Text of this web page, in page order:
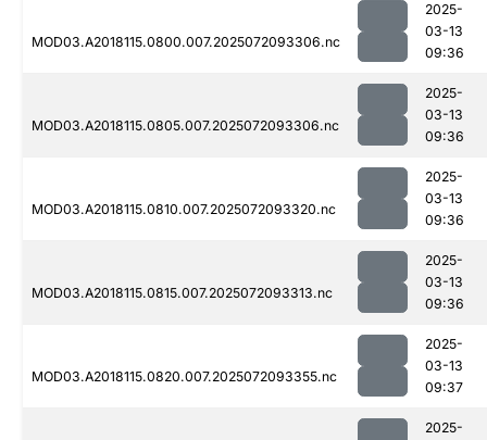
MOD03.A2018115.0800.007.2025072093306.nc
2025-
03-13
09:36
MOD03.A2018115.0805.007.2025072093306.nc
2025-
03-13
09:36
MOD03.A2018115.0810.007.2025072093320.nc
2025-
03-13
09:36
MOD03.A2018115.0815.007.2025072093313.nc
2025-
03-13
09:36
MOD03.A2018115.0820.007.2025072093355.nc
2025-
03-13
09:37
2025-